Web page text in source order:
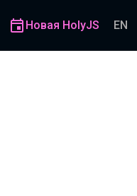
Новая HolyJS EN